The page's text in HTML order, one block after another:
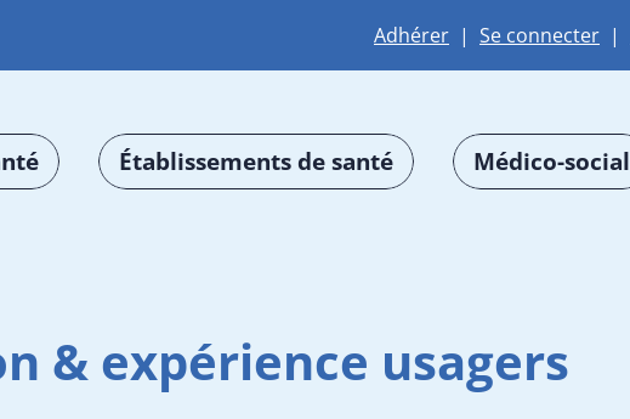
Adhérer | Se connecter |
Établissements de santé Médico-social
& expérience usagers